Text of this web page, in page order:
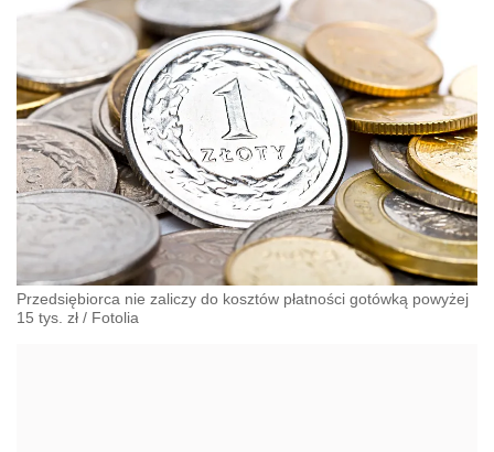
Przedsiębiorca nie zaliczy do kosztów płatności gotówką powyżej
15 tys. zł / Fotolia